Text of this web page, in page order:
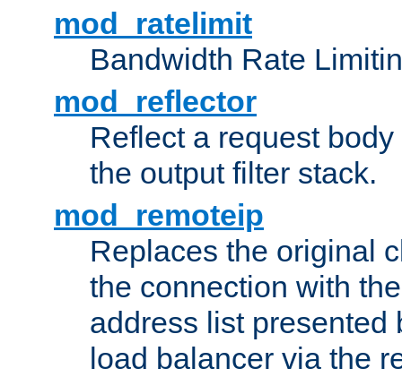
mod_ratelimit
Bandwidth Rate
mod_reflector
Reflect a request
the output filter stack.
mod_remoteip
Replaces the original
the connection with
address list presented
load balancer via the